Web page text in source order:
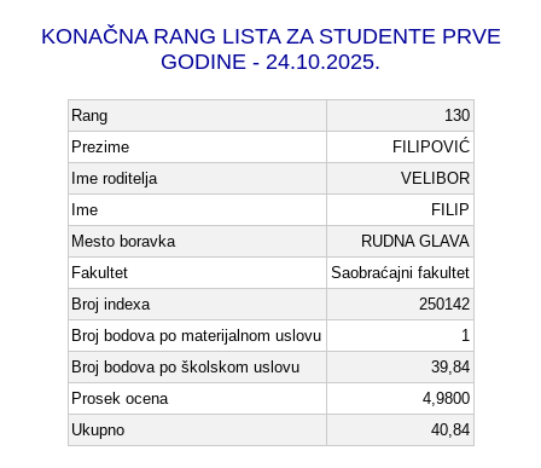
KONAČNA RANG LISTA ZA STUDENTE PRVE
GODINE - 24.10.2025.
Rang
130
Prezime
FILIPOVIĆ
Ime roditelja
VELIBOR
Ime
FILIP
Mesto boravka
RUDNA GLAVA
Fakultet
Saobraćajni fakultet
Broj indexa
250142
Broj bodova po materijalnom uslovu
1
Broj bodova po školskom uslovu
39,84
Prosek ocena
4,9800
Ukupno
40,84